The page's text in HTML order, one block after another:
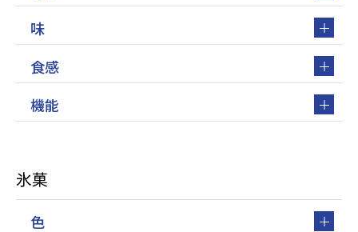
味
食感
機能
氷菓
色